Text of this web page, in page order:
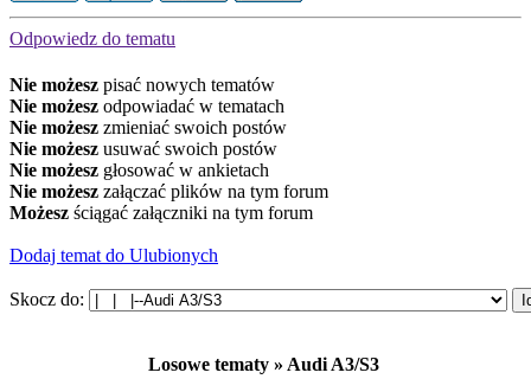
Odpowiedz do tematu
Nie możesz pisać nowych tematów
Nie możesz odpowiadać w tematach
Nie możesz zmieniać swoich postów
Nie możesz usuwać swoich postów
Nie możesz głosować w ankietach
Nie możesz załączać plików na tym forum
Możesz ściągać załączniki na tym forum
Dodaj temat do Ulubionych
Skocz do:
Losowe tematy » Audi A3/S3